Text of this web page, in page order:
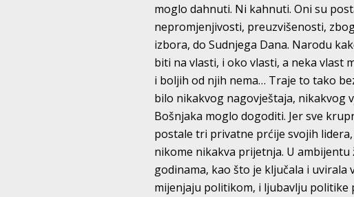
moglo dahnuti. Ni kahnuti. Oni su
nepromjenjivosti, preuzvišenosti,
izbora, do Sudnjega Dana. Narodu
biti na vlasti, i oko vlasti, a neka vlast
i boljih od njih nema… Traje to tako
bilo nikakvog nagovještaja, nikakvog
Bošnjaka moglo dogoditi. Jer sve
postale tri privatne prćije svojih
nikome nikakva prijetnja. U
godinama, kao što je ključala i uvirala
mijenjaju politikom, i ljubavlju